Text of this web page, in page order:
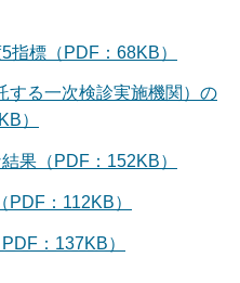
指標（PDF：68KB）
る一次検診実施機関）の
）
果（PDF：152KB）
：112KB）
：137KB）